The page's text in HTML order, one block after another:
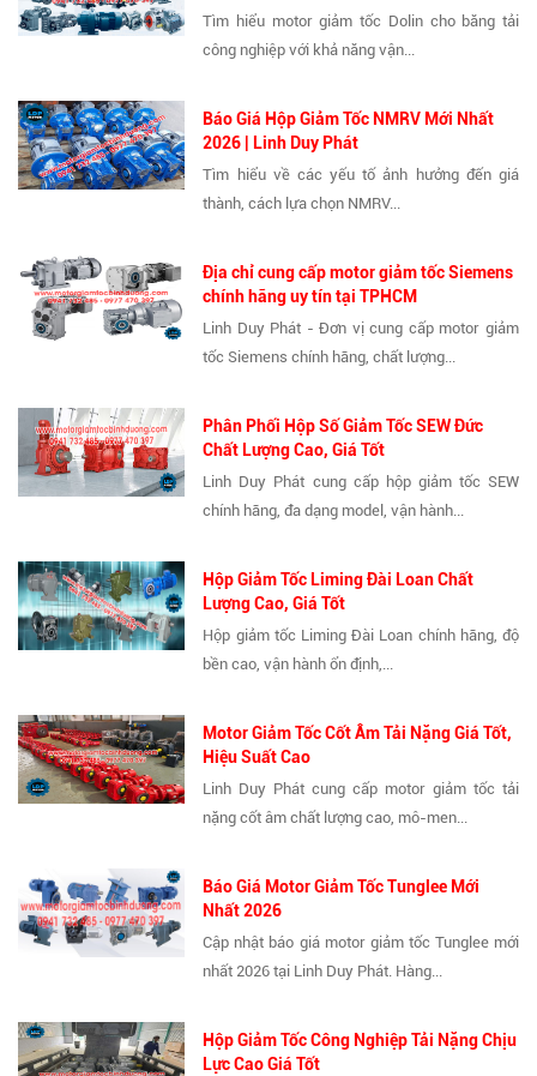
Tìm hiểu motor giảm tốc Dolin cho băng tải
công nghiệp với khả năng vận...
Báo Giá Hộp Giảm Tốc NMRV Mới Nhất
2026 | Linh Duy Phát
Tìm hiểu về các yếu tố ảnh hưởng đến giá
thành, cách lựa chọn NMRV...
Địa chỉ cung cấp motor giảm tốc Siemens
chính hãng uy tín tại TPHCM
Linh Duy Phát - Đơn vị cung cấp motor giảm
tốc Siemens chính hãng, chất lượng...
Phân Phối Hộp Số Giảm Tốc SEW Đức
Chất Lượng Cao, Giá Tốt
Linh Duy Phát cung cấp hộp giảm tốc SEW
chính hãng, đa dạng model, vận hành...
Hộp Giảm Tốc Liming Đài Loan Chất
Lượng Cao, Giá Tốt
Hộp giảm tốc Liming Đài Loan chính hãng, độ
bền cao, vận hành ổn định,...
Motor Giảm Tốc Cốt Âm Tải Nặng Giá Tốt,
Hiệu Suất Cao
Linh Duy Phát cung cấp motor giảm tốc tải
nặng cốt âm chất lượng cao, mô-men...
Báo Giá Motor Giảm Tốc Tunglee Mới
Nhất 2026
Cập nhật báo giá motor giảm tốc Tunglee mới
nhất 2026 tại Linh Duy Phát. Hàng...
Hộp Giảm Tốc Công Nghiệp Tải Nặng Chịu
Lực Cao Giá Tốt